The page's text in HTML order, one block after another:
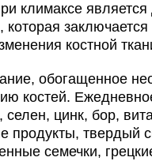
климаксе
, которая
костной
обогащенное
костей.
селен, цинк, бор,
продукты, твердый
семечки,